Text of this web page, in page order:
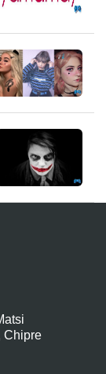
Chipre